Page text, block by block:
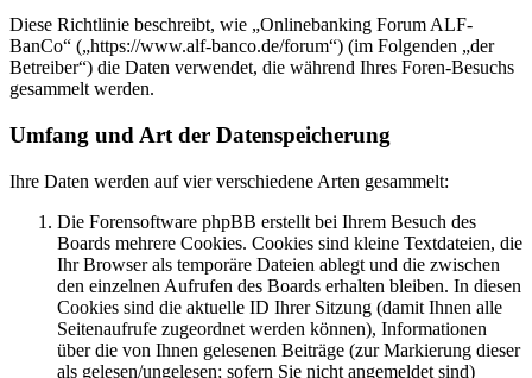
Diese Richtlinie beschreibt, wie „Onlinebanking Forum ALF-
BanCo“ („https://www.alf-banco.de/forum“) (im Folgenden „der
Betreiber“) die Daten verwendet, die während Ihres Foren-Besuchs
gesammelt werden.
Umfang und Art der Datenspeicherung
Ihre Daten werden auf vier verschiedene Arten gesammelt:
Die Forensoftware phpBB erstellt bei Ihrem Besuch des
Boards mehrere Cookies. Cookies sind kleine Textdateien, die
Ihr Browser als temporäre Dateien ablegt und die zwischen
den einzelnen Aufrufen des Boards erhalten bleiben. In diesen
Cookies sind die aktuelle ID Ihrer Sitzung (damit Ihnen alle
Seitenaufrufe zugeordnet werden können), Informationen
über die von Ihnen gelesenen Beiträge (zur Markierung dieser
als gelesen/ungelesen; sofern Sie nicht angemeldet sind)